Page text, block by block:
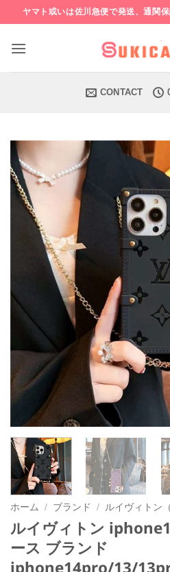
to
content
ヤマト或いは佐川急便で発送、通関
CONTACT
ホーム / ブランド / ルイヴィトン（
ルイヴィトン
ース ブランド
iphone14pro/13/